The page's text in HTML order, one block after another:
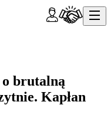
brutalną
Kapłan